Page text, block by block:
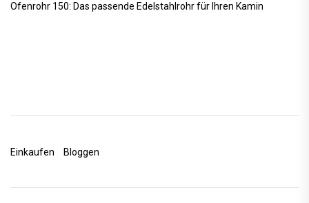
Ofenrohr 150: Das passende Edelstahlrohr für Ihren Kamin
Einkaufen Bloggen